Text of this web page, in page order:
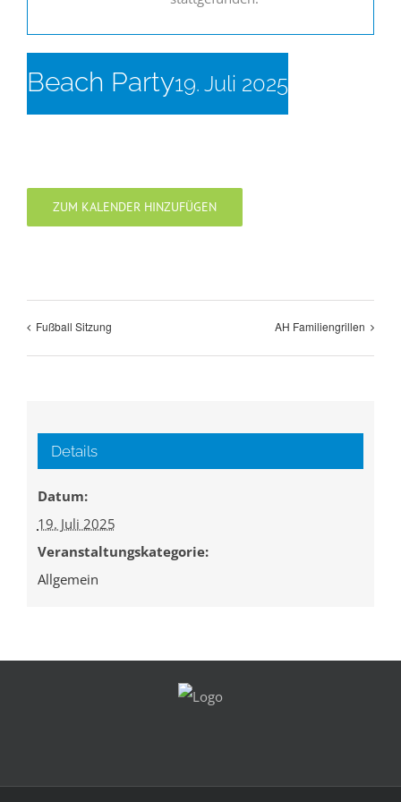
Beach Party19. Juli 2025
ZUM KALENDER HINZUFÜGEN
Fußball Sitzung AH Familiengrillen
Details
Datum:
19. Juli 2025
Veranstaltungskategorie:
Allgemein